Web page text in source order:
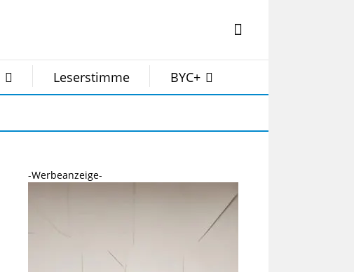
Leserstimme BYC+
-Werbeanzeige-